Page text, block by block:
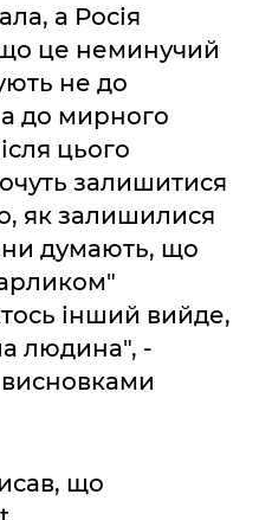
а Росія
це неминучий
не до
а до мирного
цього
залишитися
як залишилися
думають, що
інший вийде,
людина", -
висновками
що